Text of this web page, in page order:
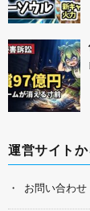
運営サイト
お問い合わせ